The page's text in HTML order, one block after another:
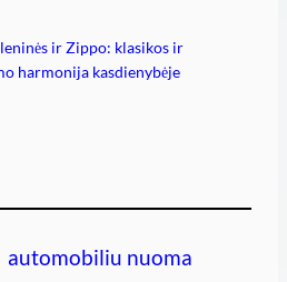
ir Zippo: klasikos ir
harmonija kasdienybėje
automobiliu nuoma